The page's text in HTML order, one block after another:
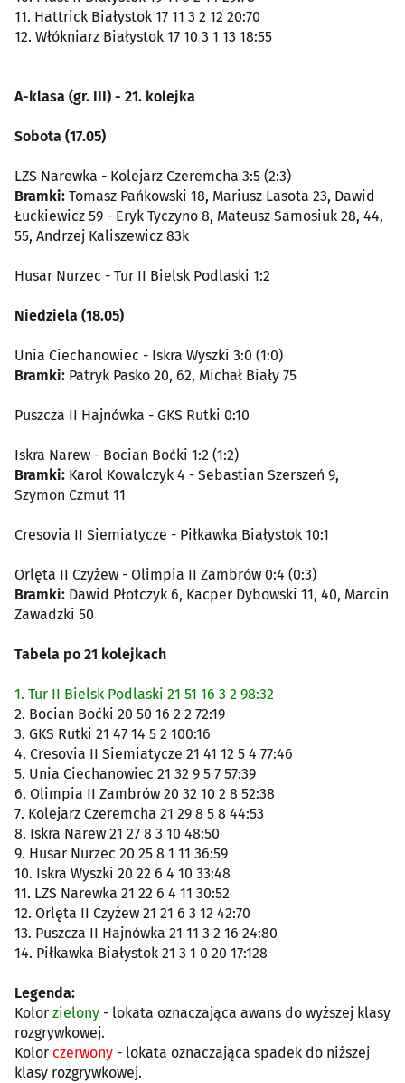
11. Hattrick Białystok 17 11 3 2 12 20:70
12. Włókniarz Białystok 17 10 3 1 13 18:55
A-klasa (gr. III) - 21. kolejka
Sobota (17.05)
LZS Narewka - Kolejarz Czeremcha 3:5 (2:3)
Bramki: Tomasz Pańkowski 18, Mariusz Lasota 23, Dawid
Łuckiewicz 59 - Eryk Tyczyno 8, Mateusz Samosiuk 28, 44,
55, Andrzej Kaliszewicz 83k
Husar Nurzec - Tur II Bielsk Podlaski 1:2
Niedziela (18.05)
Unia Ciechanowiec - Iskra Wyszki 3:0 (1:0)
Bramki: Patryk Pasko 20, 62, Michał Biały 75
Puszcza II Hajnówka - GKS Rutki 0:10
Iskra Narew - Bocian Boćki 1:2 (1:2)
Bramki: Karol Kowalczyk 4 - Sebastian Szerszeń 9,
Szymon Czmut 11
Cresovia II Siemiatycze - Piłkawka Białystok 10:1
Orlęta II Czyżew - Olimpia II Zambrów 0:4 (0:3)
Bramki: Dawid Płotczyk 6, Kacper Dybowski 11, 40, Marcin
Zawadzki 50
Tabela po 21 kolejkach
1. Tur II Bielsk Podlaski 21 51 16 3 2 98:32
2. Bocian Boćki 20 50 16 2 2 72:19
3. GKS Rutki 21 47 14 5 2 100:16
4. Cresovia II Siemiatycze 21 41 12 5 4 77:46
5. Unia Ciechanowiec 21 32 9 5 7 57:39
6. Olimpia II Zambrów 20 32 10 2 8 52:38
7. Kolejarz Czeremcha 21 29 8 5 8 44:53
8. Iskra Narew 21 27 8 3 10 48:50
9. Husar Nurzec 20 25 8 1 11 36:59
10. Iskra Wyszki 20 22 6 4 10 33:48
11. LZS Narewka 21 22 6 4 11 30:52
12. Orlęta II Czyżew 21 21 6 3 12 42:70
13. Puszcza II Hajnówka 21 11 3 2 16 24:80
14. Piłkawka Białystok 21 3 1 0 20 17:128
Legenda:
Kolor zielony - lokata oznaczająca awans do wyższej klasy
rozgrywkowej.
Kolor czerwony - lokata oznaczająca spadek do niższej
klasy rozgrywkowej.